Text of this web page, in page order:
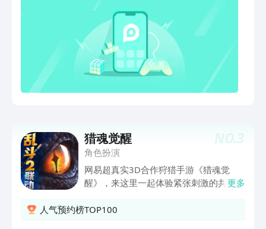
开？理智前行或许能带你找到光亮，但疯
狂的随机选择可能才是正确的方向。这一
次，你准备好了吗？【挂机收益好轻松】
——躺着攒资源，咸鱼不用肝游戏时你可
以沉浸在这片魔幻大世界推图打怪。繁忙
时就可以默默自动挂机，等你来的时候把
满满挂机奖励都奉上，不打扰就是地堡的
温柔。我们是最懂事的备胎游戏，更重要
NO.3
猎魂觉醒
角色扮演
网易超真实3D合作狩猎手游《猎魂觉
醒》，来这里一起体验紧张刺激的共斗狩
侧，困此虚假乐园。 凶残的巨兽步步紧
更多
人气预约榜TOP100